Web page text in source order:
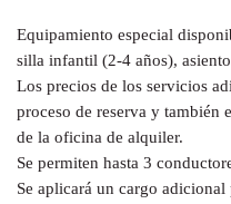
Equipamiento especial
silla infantil (2-4 años),
Los precios de los servicios
proceso de reserva y también
de la oficina de alquiler.
Se permiten hasta 3
Se aplicará un cargo